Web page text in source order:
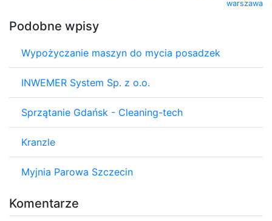
warszawa
Podobne wpisy
Wypożyczanie maszyn do mycia posadzek
INWEMER System Sp. z o.o.
Sprzątanie Gdańsk - Cleaning-tech
Kranzle
Myjnia Parowa Szczecin
Komentarze